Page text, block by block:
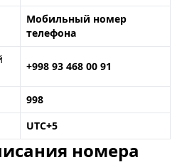
Мобильный номер
телефона
+998 93 468 00 91
998
UTC+5
номера